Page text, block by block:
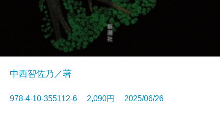
中西智佐乃／著
978-4-10-355112-6 2,090円 2025/06/26